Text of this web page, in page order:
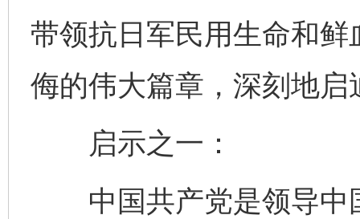
带领抗日军民用生命和
侮的伟大篇章，深刻地
启示之一：
中国共产党是领导中